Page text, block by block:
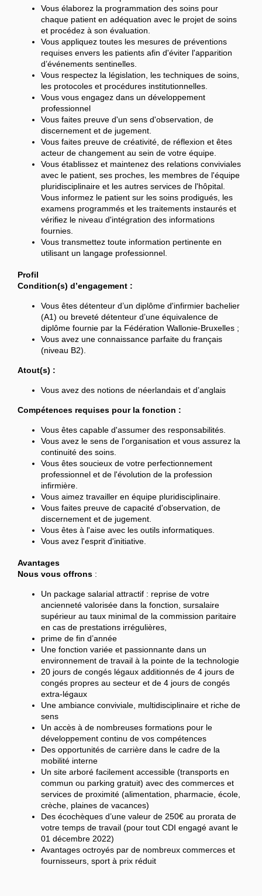
Vous élaborez la programmation des soins pour
chaque patient en adéquation avec le projet de soins
et procédez à son évaluation.
Vous appliquez toutes les mesures de préventions
requises envers les patients afin d'éviter l'apparition
d’événements sentinelles.
Vous respectez la législation, les techniques de soins,
les protocoles et procédures institutionnelles.
Vous vous engagez dans un développement
professionnel
Vous faites preuve d'un sens d'observation, de
discernement et de jugement.
Vous faites preuve de créativité, de réflexion et êtes
acteur de changement au sein de votre équipe.
Vous établissez et maintenez des relations conviviales
avec le patient, ses proches, les membres de l'équipe
pluridisciplinaire et les autres services de l'hôpital.
Vous informez le patient sur les soins prodigués, les
examens programmés et les traitements instaurés et
vérifiez le niveau d'intégration des informations
fournies.
Vous transmettez toute information pertinente en
utilisant un langage professionnel.
Profil
Condition(s) d’engagement :
Vous êtes détenteur d’un diplôme d'infirmier bachelier
(A1) ou breveté détenteur d’une équivalence de
diplôme fournie par la Fédération Wallonie-Bruxelles ;
Vous avez une connaissance parfaite du français
(niveau B2).
Atout(s) :
Vous avez des notions de néerlandais et d’anglais
Compétences requises pour la fonction :
Vous êtes capable d'assumer des responsabilités.
Vous avez le sens de l'organisation et vous assurez la
continuité des soins.
Vous êtes soucieux de votre perfectionnement
professionnel et de l'évolution de la profession
infirmière.
Vous aimez travailler en équipe pluridisciplinaire.
Vous faites preuve de capacité d'observation, de
discernement et de jugement.
Vous êtes à l'aise avec les outils informatiques.
Vous avez l'esprit d'initiative.
Avantages
Nous vous offrons :
Un package salarial attractif : reprise de votre
ancienneté valorisée dans la fonction, sursalaire
supérieur au taux minimal de la commission paritaire
en cas de prestations irrégulières,
prime de fin d’année
Une fonction variée et passionnante dans un
environnement de travail à la pointe de la technologie
20 jours de congés légaux additionnés de 4 jours de
congés propres au secteur et de 4 jours de congés
extra-légaux
Une ambiance conviviale, multidisciplinaire et riche de
sens
Un accès à de nombreuses formations pour le
développement continu de vos compétences
Des opportunités de carrière dans le cadre de la
mobilité interne
Un site arboré facilement accessible (transports en
commun ou parking gratuit) avec des commerces et
services de proximité (alimentation, pharmacie, école,
crèche, plaines de vacances)
Des écochèques d’une valeur de 250€ au prorata de
votre temps de travail (pour tout CDI engagé avant le
01 décembre 2022)
Avantages octroyés par de nombreux commerces et
fournisseurs, sport à prix réduit